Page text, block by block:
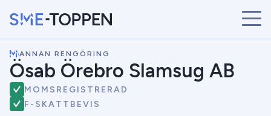
START
ÅRETS VINNARE
BRANSCHER
SÖK
\ANNAN RENGÖRING
Ösab Örebro Slamsug AB
MOMSREGISTRERAD
F-SKATTBEVIS